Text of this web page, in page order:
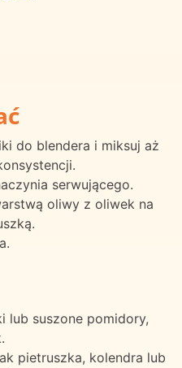
do blendera i miksuj aż
serwującego.
oliwy z oliwek na
lub suszone pomidory,
pietruszka, kolendra lub